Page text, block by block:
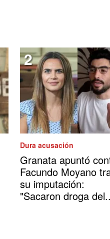
Dura acusación
Granata apuntó
Facundo Moyano
su imputación:
"Sacaron droga